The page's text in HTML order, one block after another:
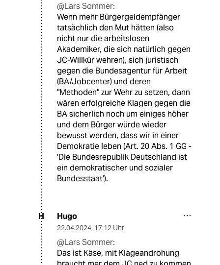
@Lars Sommer:
Wenn mehr Bürgergeldempfänger
tatsächlich den Mut hätten (also
nicht nur die arbeitslosen
Akademiker, die sich natürlich gegen
JC-Willkür wehren), sich juristisch
gegen die Bundesagentur für Arbeit
(BA/Jobcenter) und deren
"Methoden" zur Wehr zu setzen, dann
wären erfolgreiche Klagen gegen die
BA sicherlich noch um einiges höher
und dem Bürger würde wieder
bewusst werden, dass wir in einer
Demokratie leben (Art. 20 Abs. 1 GG -
'Die Bundesrepublik Deutschland ist
ein demokratischer und sozialer
Bundesstaat').
H Hugo
22.04.2024, 17:12 Uhr
@Lars Sommer:
Das ist Käse, mit Klageandrohung